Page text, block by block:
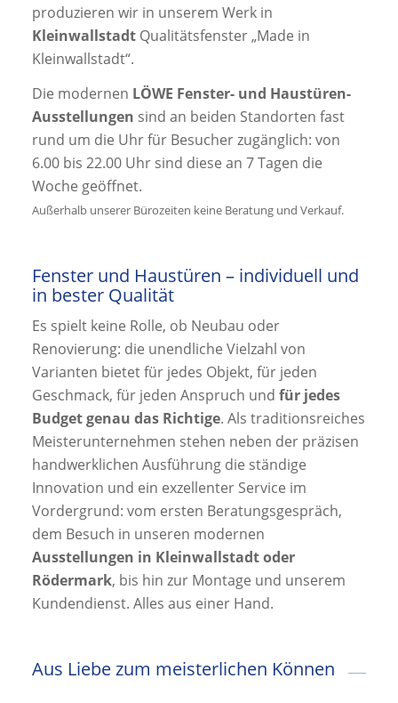
produzieren wir in unserem Werk in
KleinwallstadtQualitätsfenster „Made in
Kleinwallstadt“.
Die modernen LÖWE Fenster- und Haustüren-
Ausstellungen sind an beiden Standorten fast
rund um die Uhr für Besucher zugänglich: von
6.00 bis 22.00 Uhr sind diese an 7 Tagen die
Woche geöffnet.
Außerhalb unserer Bürozeiten keine Beratung und Verkauf.
Fenster und Haustüren – individuell und
in bester Qualität
Es spielt keine Rolle, ob Neubau oder
Renovierung: die unendliche Vielzahl von
Varianten bietet für jedes Objekt, für jeden
Geschmack, für jeden Anspruch und für jedes
Budget genau das Richtige. Als traditionsreiches
Meisterunternehmen stehen neben der präzisen
handwerklichen Ausführung die ständige
Innovation und ein exzellenter Service im
Vordergrund: vom ersten Beratungsgespräch,
dem Besuch in unseren modernen
Ausstellungen in Kleinwallstadt oder
Rödermark, bis hin zur Montage und unserem
Kundendienst. Alles aus einer Hand.
Aus Liebe zum meisterlichen Können